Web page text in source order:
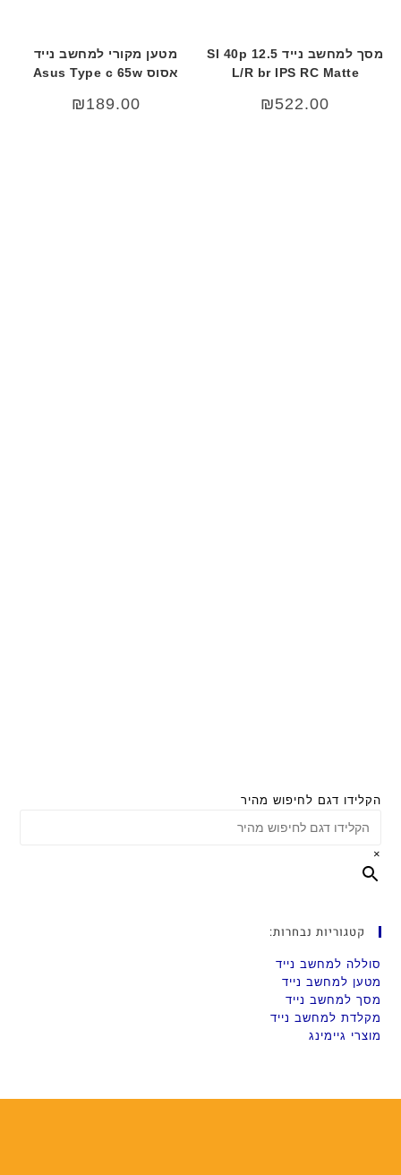
מסך למחשב נייד 12.5 Sl 40p
L/R br IPS RC Matte
₪522.00
מטען מקורי למחשב נייד
אסוס Asus Type c 65w
₪189.00
הקלידו דגם לחיפוש מהיר
×
קטגוריות נבחרות:
סוללה למחשב נייד
מטען למחשב נייד
מסך למחשב נייד
מקלדת למחשב נייד
מוצרי גיימינג